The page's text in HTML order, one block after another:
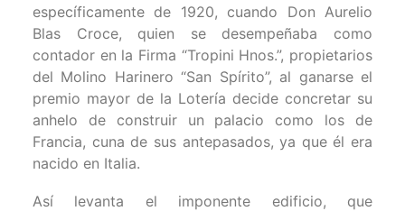
específicamente de 1920, cuando Don Aurelio
Blas Croce, quien se desempeñaba como
contador en la Firma “Tropini Hnos.”, propietarios
del Molino Harinero “San Spírito”, al ganarse el
premio mayor de la Lotería decide concretar su
anhelo de construir un palacio como los de
Francia, cuna de sus antepasados, ya que él era
nacido en Italia.
Así levanta el imponente edificio, que